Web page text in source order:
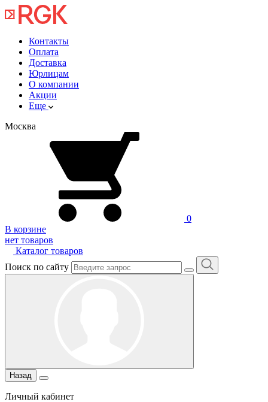
Контакты
Оплата
Доставка
Юрлицам
О компании
Акции
Еще
Москва
0
В корзине
нет товаров
Каталог товаров
Поиск по сайту
Назад
Личный кабинет